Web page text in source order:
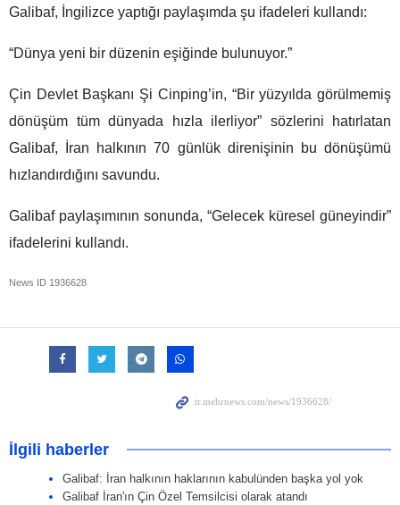
Galibaf, İngilizce yaptığı paylaşımda şu ifadeleri kullandı:
“Dünya yeni bir düzenin eşiğinde bulunuyor.”
Çin Devlet Başkanı Şi Cinping’in, “Bir yüzyılda görülmemiş
dönüşüm tüm dünyada hızla ilerliyor” sözlerini hatırlatan
Galibaf, İran halkının 70 günlük direnişinin bu dönüşümü
hızlandırdığını savundu.
Galibaf paylaşımının sonunda, “Gelecek küresel güneyindir”
ifadelerini kullandı.
News ID 1936628
İlgili haberler
Galibaf: İran halkının haklarının kabulünden başka yol yok
Galibaf İran'ın Çin Özel Temsilcisi olarak atandı